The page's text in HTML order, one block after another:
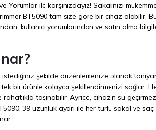
ile karşınızdayız! Sakalınızı
BT5090 tam size göre bir cihaz olabilir.
kullanıcı yorumlarından ve satın alma
istediğiniz şekilde düzenlemenize olanak
tek bir ürünle kolayca şekillendirmenizi sağlar.
taşınabilir. Ayrıca, cihazın su
39 uzunluk ayarı ile her türlü sakal ve